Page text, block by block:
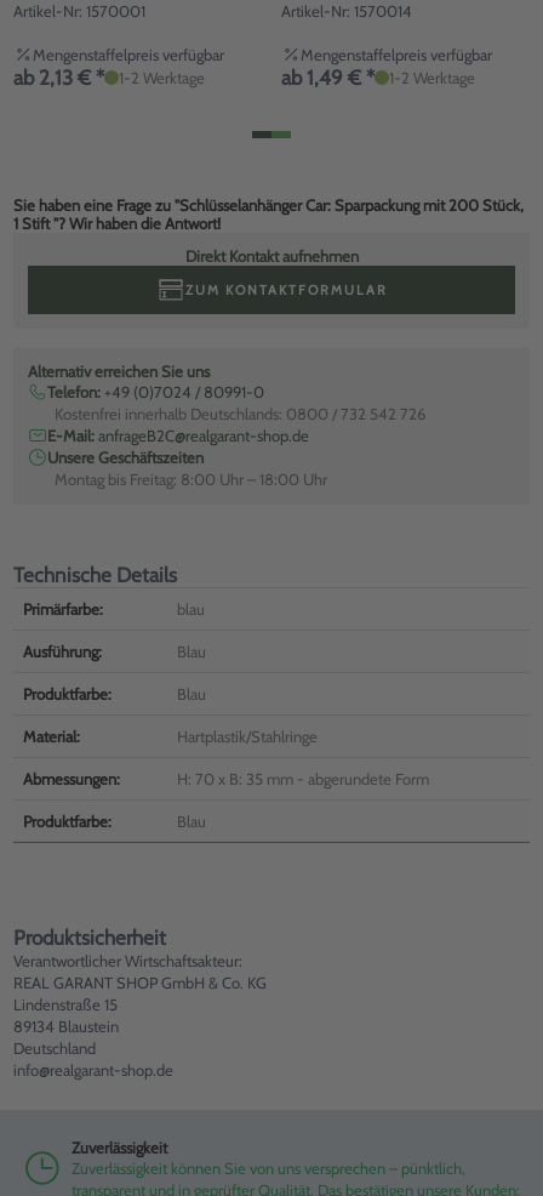
Artikel-Nr: 1570001
Mengenstaffelpreis verfügbar
ab 2,13 € * 1-2 Werktage
Artikel-Nr: 1570014
Mengenstaffelpreis verfügbar
ab 1,49 € * 1-2 Werktage
Sie haben eine Frage zu "Schlüsselanhänger Car: Sparpackung mit 200 Stück,
1 Stift "? Wir haben die Antwort!
Direkt Kontakt aufnehmen
ZUM KONTAKTFORMULAR
Alternativ erreichen Sie uns
Telefon: +49 (0)7024 / 80991-0
Kostenfrei innerhalb Deutschlands: 0800 / 732 542 726
E-Mail:anfrageB2C@realgarant-shop.de
Unsere Geschäftszeiten
Montag bis Freitag: 8:00 Uhr – 18:00 Uhr
Technische Details
Primärfarbe: blau
Ausführung: Blau
Produktfarbe: Blau
Material: Hartplastik/Stahlringe
Abmessungen: H: 70 x B: 35 mm - abgerundete Form
Produktfarbe: Blau
Produktsicherheit
Verantwortlicher Wirtschaftsakteur:
REAL GARANT SHOP GmbH & Co. KG
Lindenstraße 15
89134 Blaustein
Deutschland
info@realgarant-shop.de
Zuverlässigkeit
Zuverlässigkeit können Sie von uns versprechen – pünktlich,
transparent und in geprüfter Qualität. Das bestätigen unsere Kunden: